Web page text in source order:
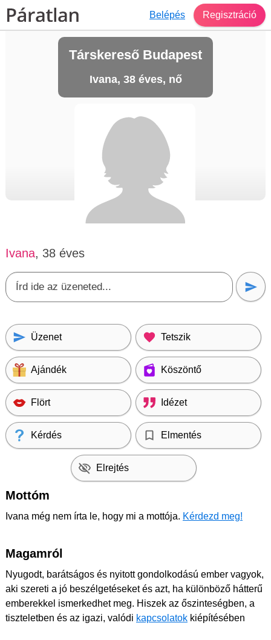
Belépés Regisztráció
Társkereső Budapest
Ivana, 38 éves, nő
Ivana, 38 éves
Üzenet Tetszik
Ajándék Köszöntő
Flört Idézet
Kérdés Elmentés
Elrejtés
Mottóm
Ivana még nem írta le, hogy mi a mottója. Kérdezd meg!
Magamról
Nyugodt, barátságos és nyitott gondolkodású ember vagyok,
aki szereti a jó beszélgetéseket és azt, ha különböző hátterű
emberekkel ismerkedhet meg. Hiszek az őszinteségben, a
tiszteletben és az igazi, valódi kapcsolatok kiépítésében